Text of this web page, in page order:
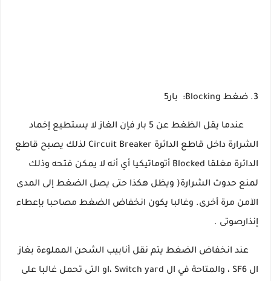
3. ضغط Blocking: بار5
عندما يقل الظغط عن 5 بار فإن الغاز لا يستطيع إخماد
الشرارة داخل قاطع الدائرة Circuit Breaker لذلك يصبح قاطع
الدائرة مغلقا Blocked أتوماتيكيا أي أنه لا يمكن فتحه وذلك
لمنع حدوث الشرارة( ويظل هكذا حتى يصل الضغط إلى المدى
الآمن مرة أخرى. وغالبا يكون انخفاض الضغط مصاحبا بإعطاء
إنذارصوتى .
عند انخفاض الضغط يتم نقل أنابيب الشحن المملوءة بغاز
ال SF6 ، والمتاحة في ال Switch yard ،او التى تحمل غالبا على